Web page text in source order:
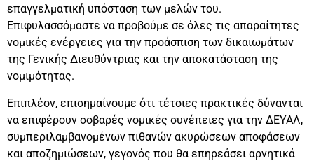
επαγγελματική υπόσταση των μελών του.
Επιφυλασσόμαστε να προβούμε σε όλες τις απαραίτητες
νομικές ενέργειες για την προάσπιση των δικαιωμάτων
της Γενικής Διευθύντριας και την αποκατάσταση της
νομιμότητας.
Επιπλέον, επισημαίνουμε ότι τέτοιες πρακτικές δύνανται
να επιφέρουν σοβαρές νομικές συνέπειες για την ΔΕΥΑΛ,
συμπεριλαμβανομένων πιθανών ακυρώσεων αποφάσεων
και αποζημιώσεων, γεγονός που θα επηρεάσει αρνητικά